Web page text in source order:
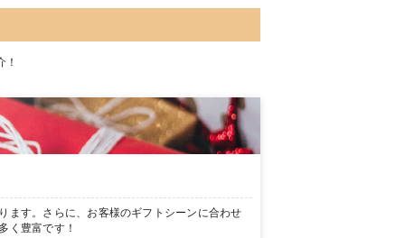
ます。さらに、お客様のギフトシーンに合わせ
く豊富です！